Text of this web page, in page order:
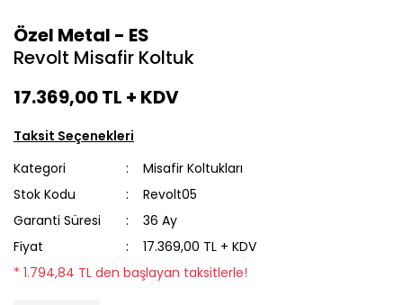
Özel Metal - ES
Revolt Misafir Koltuk
17.369,00 TL + KDV
Taksit Seçenekleri
Kategori
Misafir Koltukları
Stok Kodu
Revolt05
Garanti Süresi
36 Ay
Fiyat
17.369,00 TL + KDV
* 1.794,84 TL den başlayan taksitlerle!